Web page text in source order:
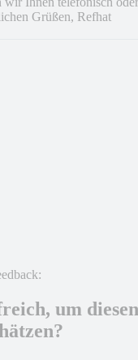
Grüßen, Refhat
um diesen